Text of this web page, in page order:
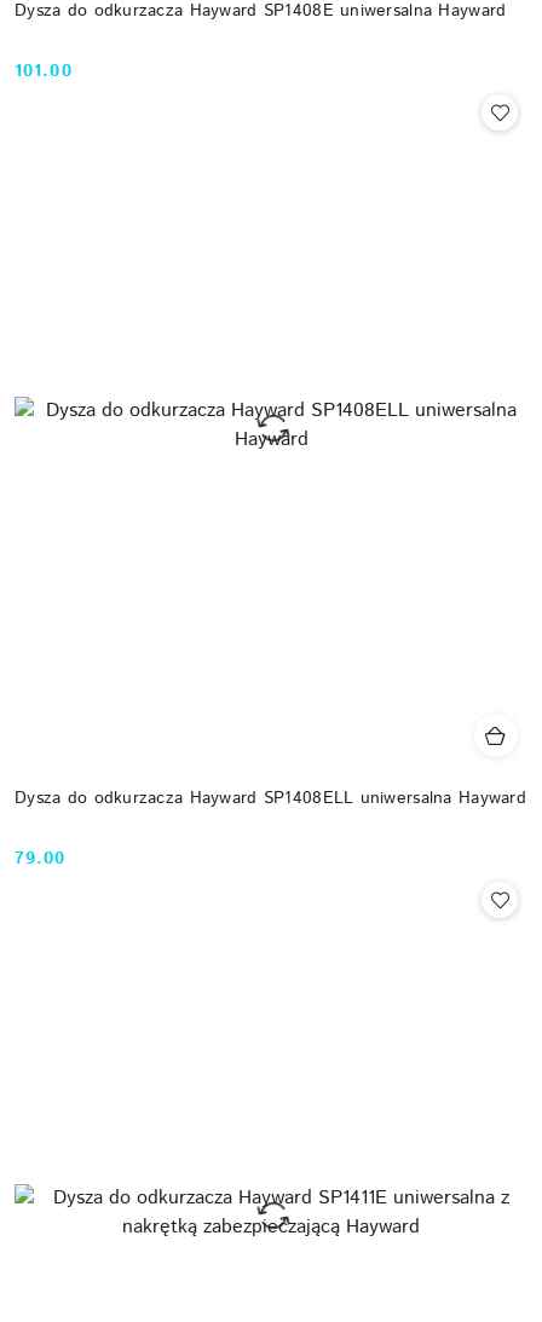
Dysza do odkurzacza Hayward SP1408E uniwersalna Hayward
Cena:
101.00
Dysza do odkurzacza Hayward SP1408ELL uniwersalna Hayward
Cena:
79.00